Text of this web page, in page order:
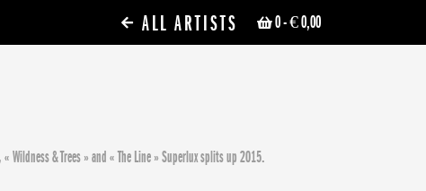
0- € 0,00
ALL ARTISTS
Wildness & Trees » and « The Line » Superlux splits up 2015.